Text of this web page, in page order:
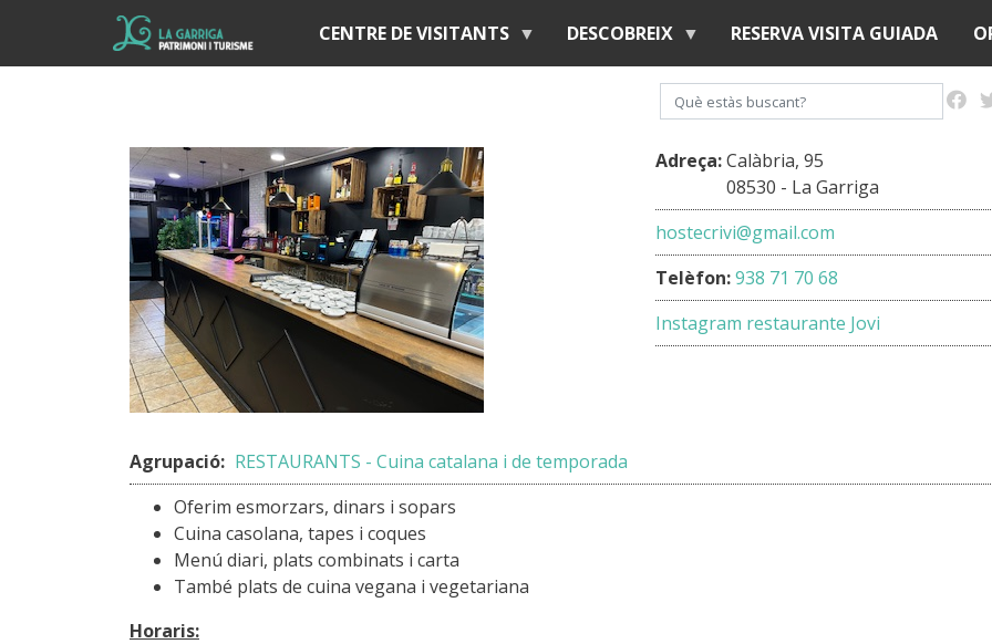
al
contingut
CENTRE DE VISITANTS DESCOBREIX RESERVA VISITA GUIADA
Cerca
Adreça:Calàbria, 95
08530 - La Garriga
hostecrivi@gmail.com
Telèfon:938 71 70 68
Instagram restaurante Jovi
Agrupació: RESTAURANTS - Cuina catalana i de temporada
Oferim esmorzars, dinars i sopars
Cuina casolana, tapes i coques
Menú diari, plats combinats i carta
També plats de cuina vegana i vegetariana
Horaris: